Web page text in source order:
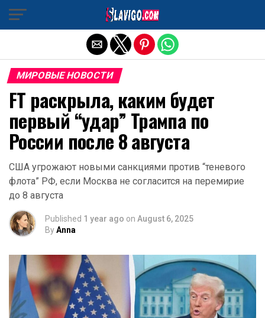
МИРОВЫЕ НОВОСТИ
FT раскрыла, каким будет
первый “удар” Трампа по
России после 8 августа
США угрожают новыми санкциями против “теневого
флота” РФ, если Москва не согласится на перемирие
до 8 августа
Published 1 year ago on August 6, 2025
ByAnna
Exit mobile version